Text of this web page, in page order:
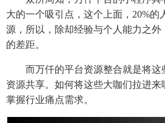
大的一个吸引点，这个上面，20%的
源，所以，除却经验与个人能力之
的差距。
而万仟的平台资源整合就是将这
资源共享。如何将这些大咖们拉进
掌握行业痛点需求。